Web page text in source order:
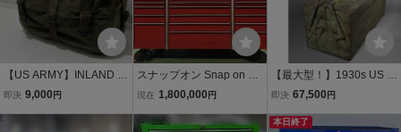
【US ARMY】INLAND M
FG CO INC M-1945 40年
ドパック ミリタリー バッ
即決 9,000 円
スナップオン Snap on グ
ッズ 大型 工具箱 ツール
下セット 当時物 Snap-on
現在 1,800,000 円
【最大型！】1930s US ビ
ンテージ Snap-on 工具箱
バー チョッパー ガレージ
即決 67,500 円
本日終了